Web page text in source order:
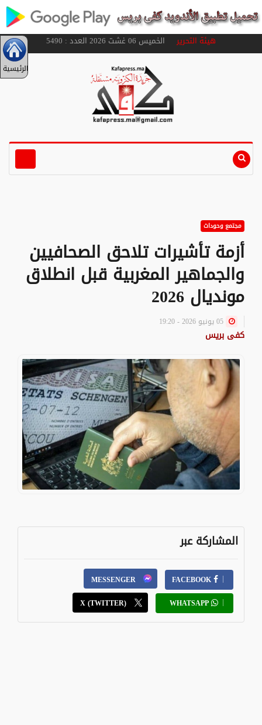
هيئة التحريرالخميس 06 غشت 2026 العدد : 5490
الرئيسية
مجتمع وحوداث
أزمة تأشيرات تلاحق الصحافيين
والجماهير المغربية قبل انطلاق
مونديال 2026
كفى بريس
المشاركة عبر
FACEBOOK
MESSENGER
WHATSAPP
X (TWITTER)